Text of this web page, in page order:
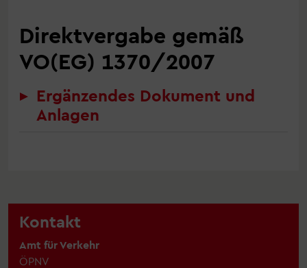
Direktvergabe gemäß
VO(EG) 1370/2007
Ergänzendes Dokument und
Anlagen
Kontakt
Amt für Verkehr
ÖPNV